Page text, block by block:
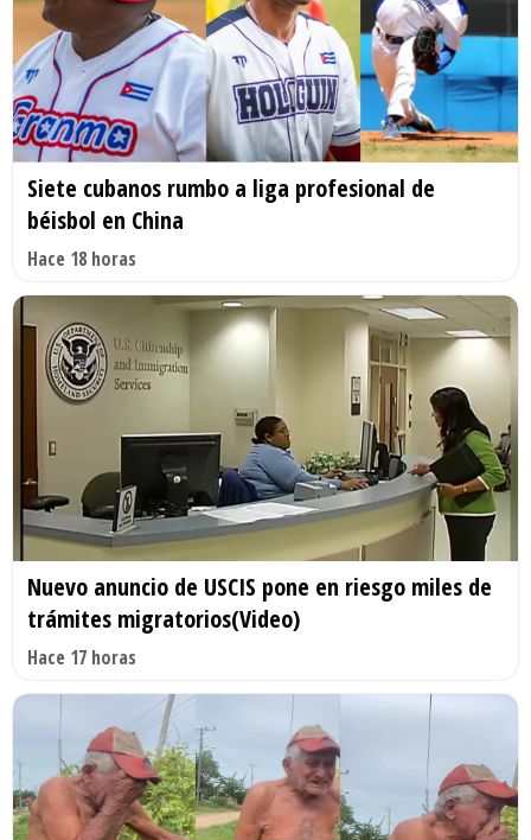
Siete cubanos rumbo a liga profesional de
béisbol en China
Hace 18 horas
Nuevo anuncio de USCIS pone en riesgo miles de
trámites migratorios(Video)
Hace 17 horas